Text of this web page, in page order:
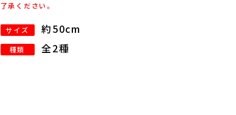
了承ください。
サイズ 約50cm
種類 全2種